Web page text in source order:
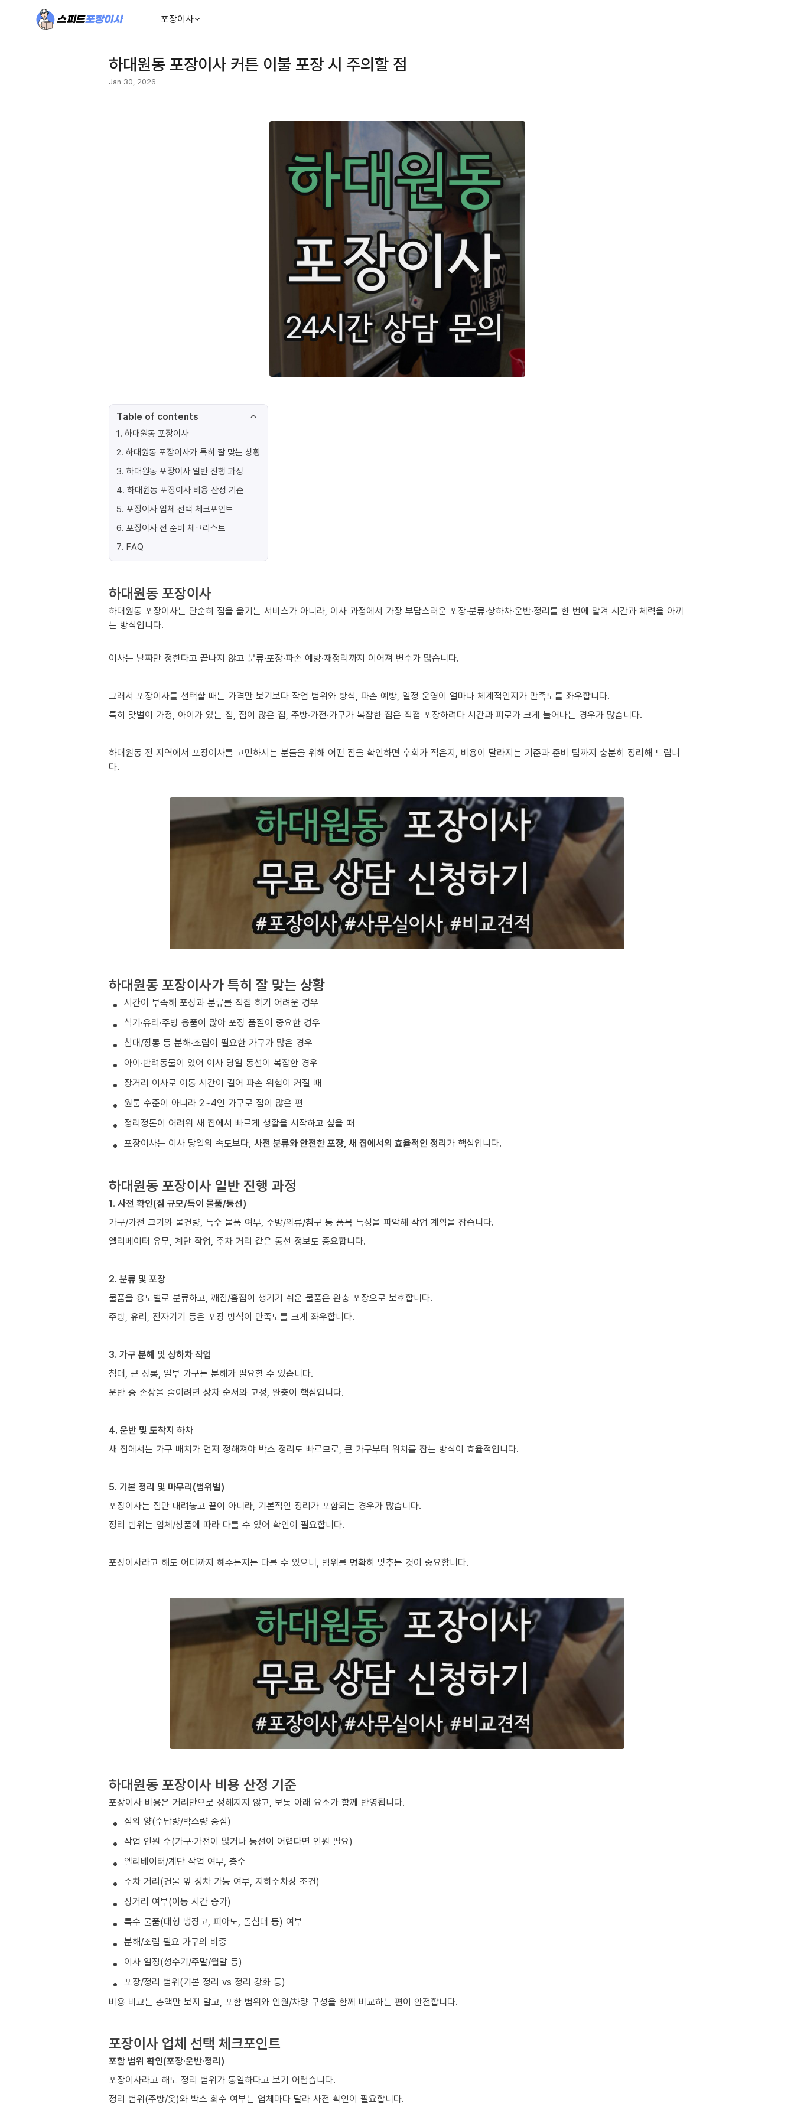
포장이사
하대원동 포장이사 커튼 이불 포장 시 주의할 점
Jan 30, 2026
Table of contents
1. 하대원동 포장이사
2. 하대원동 포장이사가 특히 잘 맞는 상황
3. 하대원동 포장이사 일반 진행 과정
4. 하대원동 포장이사 비용 산정 기준
5. 포장이사 업체 선택 체크포인트
6. 포장이사 전 준비 체크리스트
7. FAQ
하대원동 포장이사
하대원동 포장이사는 단순히 짐을 옮기는 서비스가 아니라, 이사 과정에서 가장 부담스러운 포장·분류·상하차·운반·정리를 한 번에 맡겨 시간과 체력을 아끼
는 방식입니다.
이사는 날짜만 정한다고 끝나지 않고 분류·포장·파손 예방·재정리까지 이어져 변수가 많습니다.
그래서 포장이사를 선택할 때는 가격만 보기보다 작업 범위와 방식, 파손 예방, 일정 운영이 얼마나 체계적인지가 만족도를 좌우합니다.
특히 맞벌이 가정, 아이가 있는 집, 짐이 많은 집, 주방·가전·가구가 복잡한 집은 직접 포장하려다 시간과 피로가 크게 늘어나는 경우가 많습니다.
하대원동 전 지역에서 포장이사를 고민하시는 분들을 위해 어떤 점을 확인하면 후회가 적은지, 비용이 달라지는 기준과 준비 팁까지 충분히 정리해 드립니
다.
하대원동 포장이사가 특히 잘 맞는 상황
시간이 부족해 포장과 분류를 직접 하기 어려운 경우
식기·유리·주방 용품이 많아 포장 품질이 중요한 경우
침대/장롱 등 분해·조립이 필요한 가구가 많은 경우
아이·반려동물이 있어 이사 당일 동선이 복잡한 경우
장거리 이사로 이동 시간이 길어 파손 위험이 커질 때
원룸 수준이 아니라 2~4인 가구로 짐이 많은 편
정리정돈이 어려워 새 집에서 빠르게 생활을 시작하고 싶을 때
포장이사는 이사 당일의 속도보다, 사전 분류와 안전한 포장, 새 집에서의 효율적인 정리가 핵심입니다.
하대원동 포장이사 일반 진행 과정
1. 사전 확인(짐 규모/특이 물품/동선)
가구/가전 크기와 물건량, 특수 물품 여부, 주방/의류/침구 등 품목 특성을 파악해 작업 계획을 잡습니다.
엘리베이터 유무, 계단 작업, 주차 거리 같은 동선 정보도 중요합니다.
2. 분류 및 포장
물품을 용도별로 분류하고, 깨짐/흠집이 생기기 쉬운 물품은 완충 포장으로 보호합니다.
주방, 유리, 전자기기 등은 포장 방식이 만족도를 크게 좌우합니다.
3. 가구 분해 및 상하차 작업
침대, 큰 장롱, 일부 가구는 분해가 필요할 수 있습니다.
운반 중 손상을 줄이려면 상차 순서와 고정, 완충이 핵심입니다.
4. 운반 및 도착지 하차
새 집에서는 가구 배치가 먼저 정해져야 박스 정리도 빠르므로, 큰 가구부터 위치를 잡는 방식이 효율적입니다.
5. 기본 정리 및 마무리(범위별)
포장이사는 짐만 내려놓고 끝이 아니라, 기본적인 정리가 포함되는 경우가 많습니다.
정리 범위는 업체/상품에 따라 다를 수 있어 확인이 필요합니다.
포장이사라고 해도 어디까지 해주는지는 다를 수 있으니, 범위를 명확히 맞추는 것이 중요합니다.
하대원동 포장이사 비용 산정 기준
포장이사 비용은 거리만으로 정해지지 않고, 보통 아래 요소가 함께 반영됩니다.
짐의 양(수납량/박스량 중심)
작업 인원 수(가구·가전이 많거나 동선이 어렵다면 인원 필요)
엘리베이터/계단 작업 여부, 층수
주차 거리(건물 앞 정차 가능 여부, 지하주차장 조건)
장거리 여부(이동 시간 증가)
특수 물품(대형 냉장고, 피아노, 돌침대 등) 여부
분해/조립 필요 가구의 비중
이사 일정(성수기/주말/월말 등)
포장/정리 범위(기본 정리 vs 정리 강화 등)
비용 비교는 총액만 보지 말고, 포함 범위와 인원/차량 구성을 함께 비교하는 편이 안전합니다.
포장이사 업체 선택 체크포인트
포함 범위 확인(포장·운반·정리)
포장이사라고 해도 정리 범위가 동일하다고 보기 어렵습니다.
정리 범위(주방/옷)와 박스 회수 여부는 업체마다 달라 사전 확인이 필요합니다.